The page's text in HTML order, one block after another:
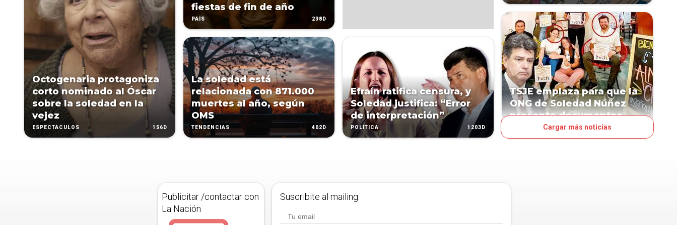
Octogenaria protagoniza
corto nominado al Óscar
sobre la soledad en la
vejez
ESPECTÁCULOS 156D
fiestas de fin de año
PAÍS 238D
La soledad está
relacionada con 871.000
muertes al año, según
OMS
TENDENCIAS 402D
Efraín ratifica censura, y
Soledad justifica: “Error
de interpretación”
POLÍTICA 1203D
TSJE emplaza para que la
ONG de Soledad Núñez
presente documentos
Cargar más noticias
Publicitar /contactar con
La Nación
Suscribite al mailing.